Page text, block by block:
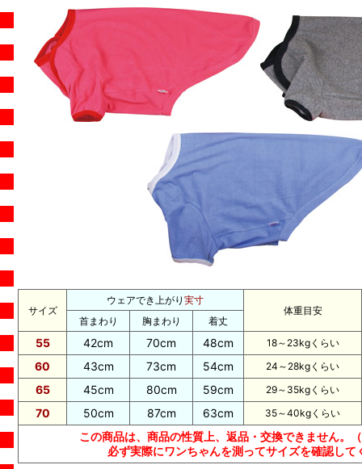
サイズ
ウェアでき上がり 実寸
体重目安
首まわり
胸まわり 着丈
55 42cm 70cm 48cm 18～23kgくらい
60 43cm 73cm 54cm 24～28kgくらい
65 45cm 80cm 59cm 29～35kgくらい
70 50cm 87cm 63cm 35～40kgくらい
この商品は、商品の性質上、返品・交換できません。
必ず実際にワンちゃんを測ってサイズを確認して